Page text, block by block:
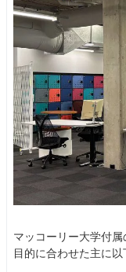
マッコーリー大学付
目的に合わせた主に